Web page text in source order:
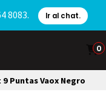
8083. Ir al chat.
0
Puntas Vaox Negro